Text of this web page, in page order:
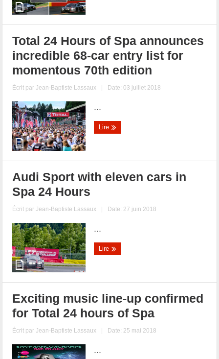
Total 24 Hours of Spa announces
incredible 68-car entry list for
momentous 70th edition
Écrit parJean-Baptiste Lassaux | Date: 03 juillet 2018
...
Lire
Audi Sport with eleven cars in
Spa 24 Hours
Écrit parJean-Baptiste Lassaux | Date: 27 juin 2018
...
Lire
Exciting music line-up confirmed
for Total 24 hours of Spa
Écrit parJean-Baptiste Lassaux | Date: 25 mai 2018
...